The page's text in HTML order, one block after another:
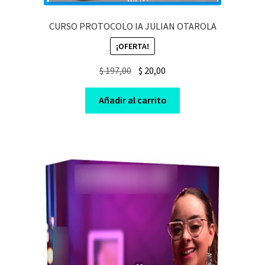
CURSO PROTOCOLO IA JULIAN OTAROLA
¡OFERTA!
$197,00 Original
was:
$ 197,00.
$ 20,00
is:
$ 20,00.
Añadir al carrito